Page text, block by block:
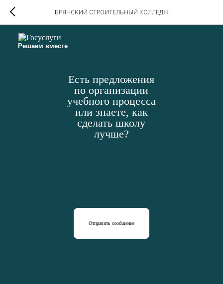
Решаем вместе
Есть предложения
по организации
учебного процесса
или знаете, как
сделать школу
лучше?
Отправить сообщение
БРЯНСКИЙ СТРОИТЕЛЬНЫЙ КОЛЛЕДЖ